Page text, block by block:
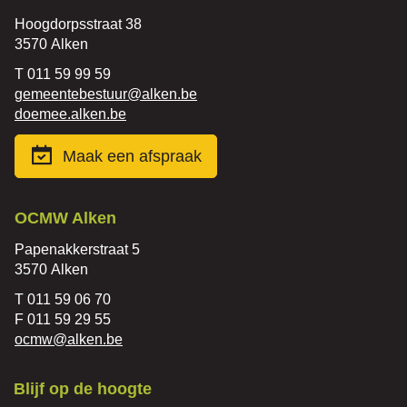
Adres
Hoogdorpsstraat 38
,3570 Alken
Tel.011 59 99 59
E-
mail
gemeentebestuur@alken.be
Website
doemee.alken.be
Maak een afspraak
Contact
OCMW Alken
Adres
Papenakkerstraat 5
,3570 Alken
Tel.011 59 06 70
Fax011 59 29 55
E-
ocmw@alken.be
Blijf op de hoogte